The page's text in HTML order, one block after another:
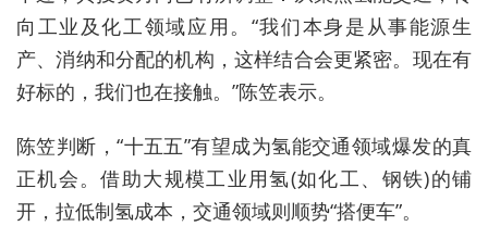
向工业及化工领域应用。 “我们本身是从事能源生
产、消纳和分配的机构，这样结合会更紧密。现在有
好标的，我们也在接触。”陈笠表示。
陈笠判断，“十五五”有望成为氢能交通领域爆发的真
正机会。借助大规模工业用氢(如化工、钢铁)的铺
开，拉低制氢成本，交通领域则顺势“搭便车”。